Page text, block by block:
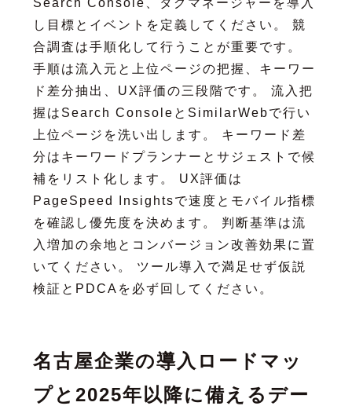
し目標とイベントを定義してください。 競
合調査は手順化して行うことが重要です。
手順は流入元と上位ページの把握、キーワー
ド差分抽出、UX評価の三段階です。 流入把
握はSearch ConsoleとSimilarWebで行い
上位ページを洗い出します。 キーワード差
分はキーワードプランナーとサジェストで候
補をリスト化します。 UX評価は
PageSpeed Insightsで速度とモバイル指標
を確認し優先度を決めます。 判断基準は流
入増加の余地とコンバージョン改善効果に置
いてください。 ツール導入で満足せず仮説
検証とPDCAを必ず回してください。
名古屋企業の導入ロードマッ
プと2025年以降に備えるデー